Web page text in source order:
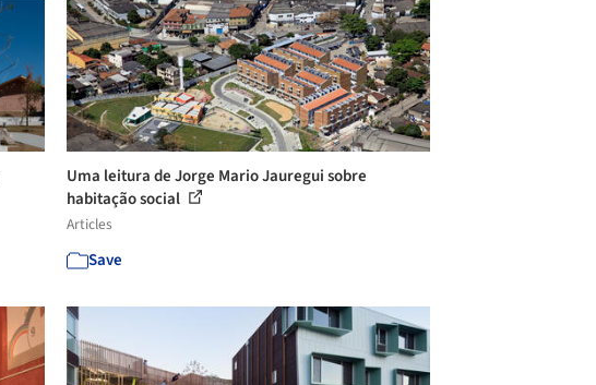
Uma leitura de Jorge Mario Jauregui sobre
habitação social
Articles
Save